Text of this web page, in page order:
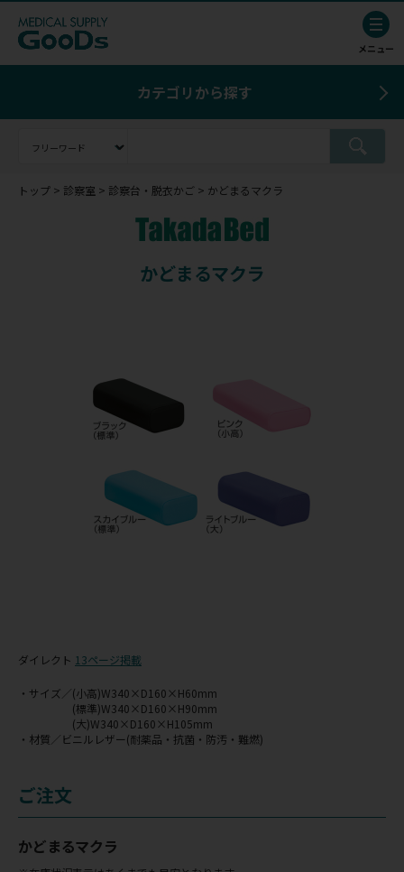
カテゴリから探す
トップ 診察室 診察台・脱衣かご かどまるマクラ
かどまるマクラ
ダイレクト 13ページ掲載
・サイズ／(小高)W340×D160×H60mm
(標準)W340×D160×H90mm
(大)W340×D160×H105mm
・材質／ビニルレザー(耐薬品・抗菌・防汚・難燃)
ご注文
かどまるマクラ